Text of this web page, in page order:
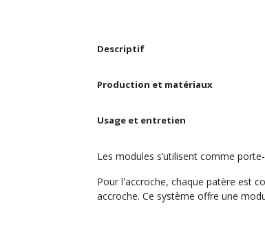
Descriptif
Production et matériaux
Usage et entretien
Les modules s’utilisent comme
Pour l'accroche, chaque patère est
accroche. Ce système offre une